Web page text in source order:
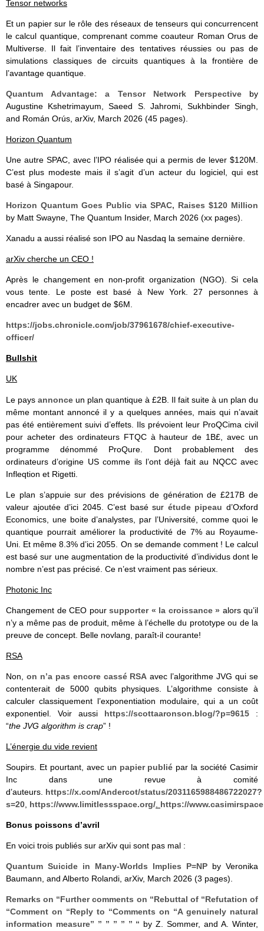
Tensor networks
Et un papier sur le rôle des réseaux de tenseurs qui concurrencent
le calcul quantique, comprenant comme coauteur Roman Orus de
Multiverse. Il fait l’inventaire des tentatives réussies ou pas de
simulations classiques de circuits quantiques à la frontière de
l’avantage quantique.
Quantum Advantage: a Tensor Network Perspectiveby
Augustine Kshetrimayum, Saeed S. Jahromi, Sukhbinder Singh,
and Román Orús, arXiv, March 2026 (45 pages).
Horizon Quantum
Une autre SPAC, avec l’IPO réalisée qui a permis de lever $120M.
C’est plus modeste mais il s’agit d’un acteur du logiciel, qui est
basé à Singapour.
Horizon Quantum Goes Public via SPAC, Raises $120 Million
by Matt Swayne, The Quantum Insider, March 2026 (xx pages).
Xanadu a aussi réalisé son IPO au Nasdaq la semaine dernière.
arXiv cherche un CEO !
Après le changement en non-profit organization (NGO). Si cela
vous tente. Le poste est basé à New York. 27 personnes à
encadrer avec un budget de $6M.
https://jobs.chronicle.com/job/37961678/chief-executive-
officer/
Bullshit
UK
Le pays annonce un plan quantique à £2B. Il fait suite à un plan du
même montant annoncé il y a quelques années, mais qui n’avait
pas été entièrement suivi d’effets. Ils prévoient leur ProQCima civil
pour acheter des ordinateurs FTQC à hauteur de 1B£, avec un
programme dénommé ProQure. Dont probablement des
ordinateurs d’origine US comme ils l’ont déjà fait au NQCC avec
Infleqtion et Rigetti.
Le plan s’appuie sur des prévisions de génération de £217B de
valeur ajoutée d’ici 2045. C’est basé sur étude pipeau d’Oxford
Economics, une boite d’analystes, par l’Université, comme quoi le
quantique pourrait améliorer la productivité de 7% au Royaume-
Uni. Et même 8.3% d’ici 2055. On se demande comment ! Le calcul
est basé sur une augmentation de la productivité d’individus dont le
nombre n’est pas précisé. Ce n’est vraiment pas sérieux.
Photonic Inc
Changement de CEO pour supporter « la croissance » alors qu’il
n’y a même pas de produit, même à l’échelle du prototype ou de la
preuve de concept. Belle novlang, paraît-il courante!
RSA
Non, on n’a pas encore cassé RSA avec l’algorithme JVG qui se
contenterait de 5000 qubits physiques. L’algorithme consiste à
calculer classiquement l’exponentiation modulaire, qui a un coût
exponentiel. Voir aussi https://scottaaronson.blog/?p=9615 :
“the JVG algorithm is crap” !
L’énergie du vide revient
Soupirs. Et pourtant, avec un papier publié par la société Casimir
Inc dans une revue à comité
d’auteurs. https://x.com/Andercot/status/2031165988486722027?
s=20 https://www.limitlessspace.org/ https://
Bonus poissons d’avril
En voici trois publiés sur arXiv qui sont pas mal :
Quantum Suicide in Many-Worlds Implies P=NP by Veronika
Baumann, and Alberto Rolandi, arXiv, March 2026 (3 pages).
Remarks on “Further comments on “Rebuttal of “Refutation of
“Comment on “Reply to “Comments on “A genuinely natural
information measure” ” ” ” ” ” “ by Z. Sommer, and A. Winter,